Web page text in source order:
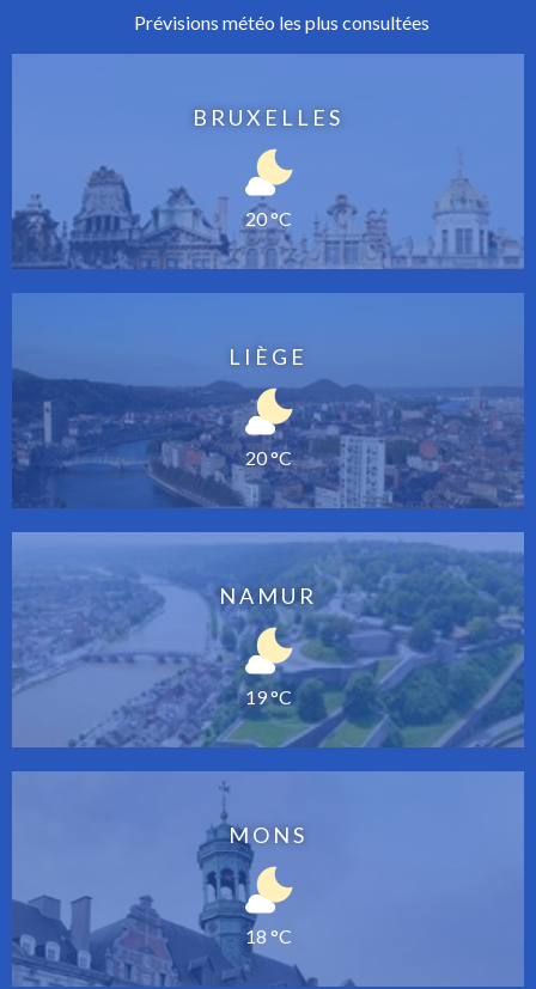
Prévisions météo les plus consultées
BRUXELLES
20 °C
LIÈGE
20 °C
NAMUR
19 °C
MONS
18 °C